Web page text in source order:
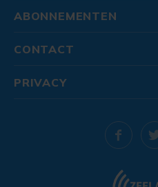
ABONNEMENTEN
CONTACT
PRIVACY